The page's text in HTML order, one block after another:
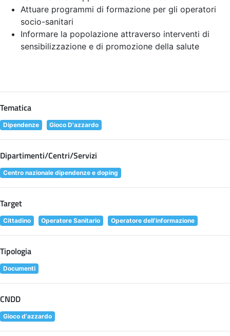
Attuare programmi di formazione per gli operatori
socio-sanitari
Informare la popolazione attraverso interventi di
sensibilizzazione e di promozione della salute
Tematica
Dipendenze Gioco D'azzardo
Dipartimenti/Centri/Servizi
Centro nazionale dipendenze e doping
Target
Cittadino Operatore Sanitario Operatore dell'informazione
Tipologia
Documenti
CNDD
Gioco d'azzardo